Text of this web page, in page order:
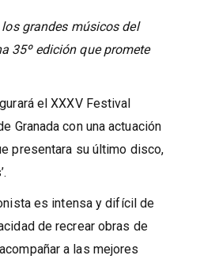
grandes músicos del
35º edición que promete
el XXXV Festival
Granada con una actuación
presentara su último disco,
es intensa y difícil de
de recrear obras de
a las mejores